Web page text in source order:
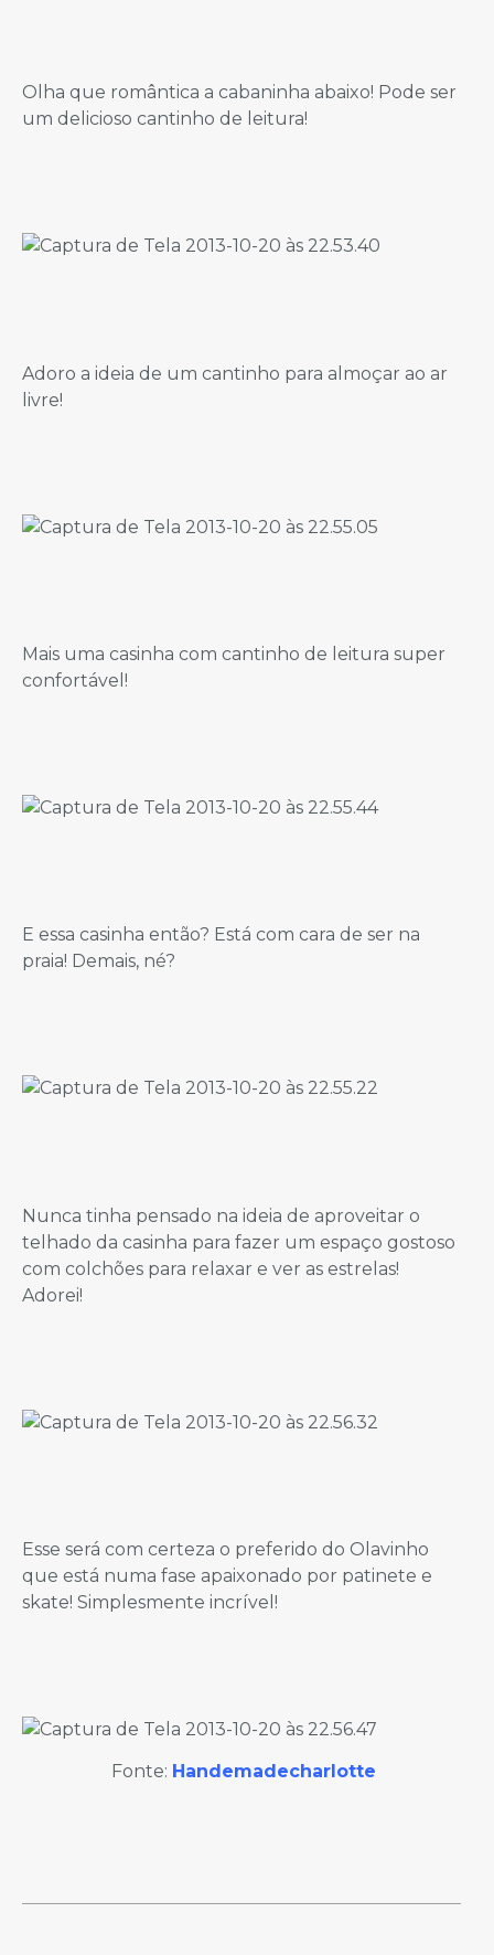
Olha que romântica a cabaninha abaixo! Pode ser
um delicioso cantinho de leitura!
Adoro a ideia de um cantinho para almoçar ao ar
livre!
Mais uma casinha com cantinho de leitura super
confortável!
E essa casinha então? Está com cara de ser na
praia! Demais, né?
Nunca tinha pensado na ideia de aproveitar o
telhado da casinha para fazer um espaço gostoso
com colchões para relaxar e ver as estrelas!
Adorei!
Esse será com certeza o preferido do Olavinho
que está numa fase apaixonado por patinete e
skate! Simplesmente incrível!
Fonte: Handemadecharlotte